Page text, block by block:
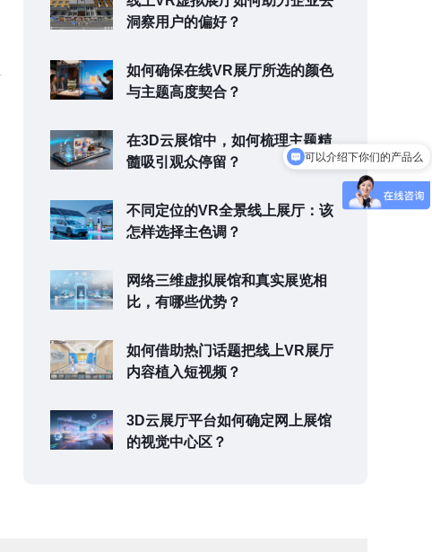
洞察用户的偏好？
如何确保在线VR展厅所选的颜色
与主题高度契合？
在3D云展馆中，如何梳理主题精
髓吸引观众停留？
不同定位的VR全景线上展厅：该
怎样选择主色调？
网络三维虚拟展馆和真实展览相
比，有哪些优势？
如何借助热门话题把线上VR展厅
内容植入短视频？
3D云展厅平台如何确定网上展馆
的视觉中心区？
可以介绍下你们的产品么